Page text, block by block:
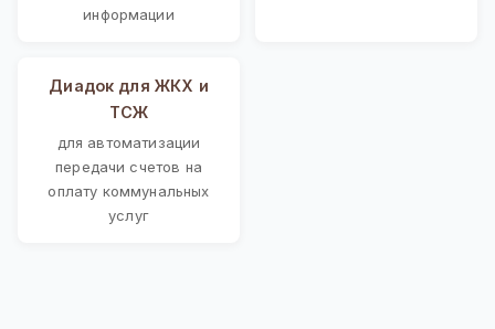
информации
Диадок для ЖКХ и
ТСЖ
для автоматизации
передачи счетов на
оплату коммунальных
услуг